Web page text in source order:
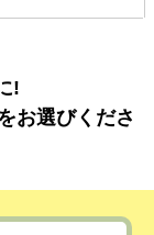
!
お選びくださ